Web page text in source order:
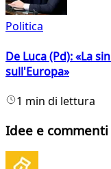
Politica
De Luca (Pd): «La
sull'Europa»
1 min di lettura
Idee e commenti